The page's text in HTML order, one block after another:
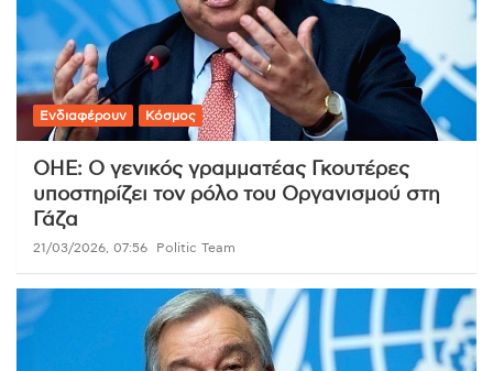
Ενδιαφέρουν Κόσμος
ΟΗΕ: Ο γενικός γραμματέας Γκουτέρες
υποστηρίζει τον ρόλο του Οργανισμού στη
Γάζα
21/03/2026, 07:56 Politic Team